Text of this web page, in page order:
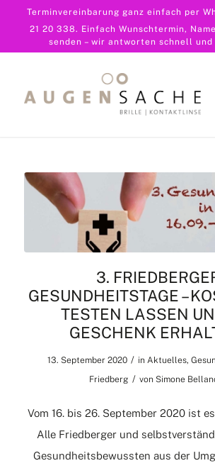
Terminvereinbarung ganz einfach per
21 20 338. Einfach Wunschtermin,
senden – wir antworten schnell
3.
GESUNDHEITSTAGE –
TESTEN LASSEN
GESCHENK
13. September 2020 / in Aktuelles,
Friedberg / von Simone
Vom 16. bis 26. September 2020 ist
Alle Friedberger und
Gesundheitsbewussten aus der